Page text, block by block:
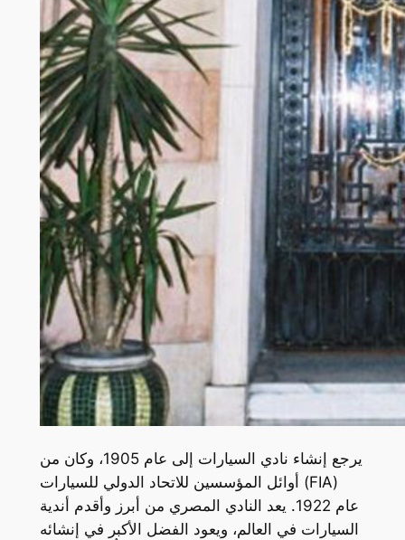
يرجع إنشاء نادي السيارات إلى عام 1905، وكان من
أوائل المؤسسين للاتحاد الدولي للسيارات (FIA)
عام 1922. يعد النادي المصري من أبرز وأقدم أندية
السيارات في العالم، ويعود الفضل الأكبر في إنشائه